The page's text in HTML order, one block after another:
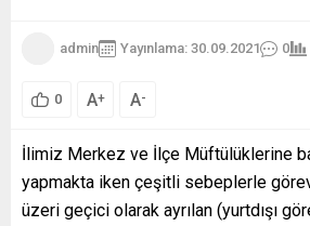
admin Yayınlama: 30.09.2021 0
0 A+ A-
İlimiz Merkez ve İlçe Müftülüklerine
yapmakta iken çeşitli sebeplerle
üzeri geçici olarak ayrılan (yurtdışı